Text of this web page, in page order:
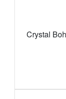
Crystal